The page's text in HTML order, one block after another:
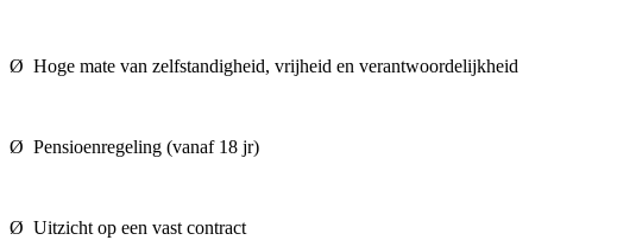
Ø Hoge mate van zelfstandigheid, vrijheid en verantwoordelijkheid
Ø Pensioenregeling (vanaf 18 jr)
Ø Uitzicht op een vast contract